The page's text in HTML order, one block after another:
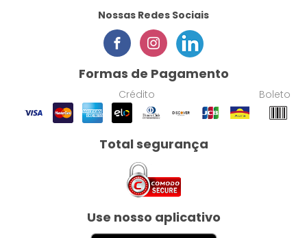
Nossas Redes Sociais
Formas de Pagamento
Crédito Boleto
Total segurança
Use nosso aplicativo